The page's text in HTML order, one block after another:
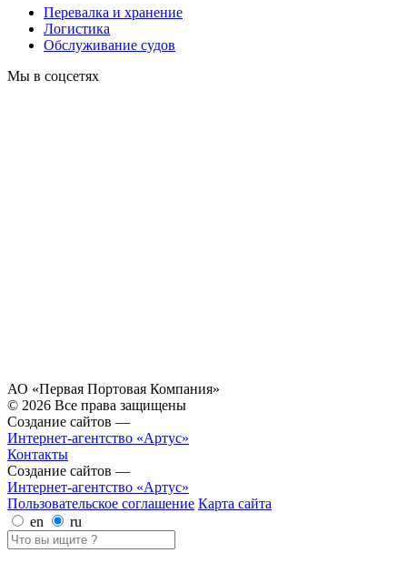
Перевалка и хранение
Логистика
Обслуживание судов
Мы в соцсетях
АО «Первая Портовая Компания»
© 2026 Все права защищены
Создание сайтов —
Интернет-агентство «Артус»
Контакты
Создание сайтов —
Интернет-агентство «Артус»
Пользовательское соглашение Карта сайта
en
ru